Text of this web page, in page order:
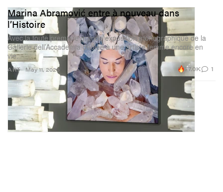
ART
Marina Abramović entre à nouveau dans
l’Histoire
Avec la toute première grande exposition monographique de la
Gallerie dell’Accademia dédiée à une artiste femme encore en
vie.
May 11, 2026 77.0K 1